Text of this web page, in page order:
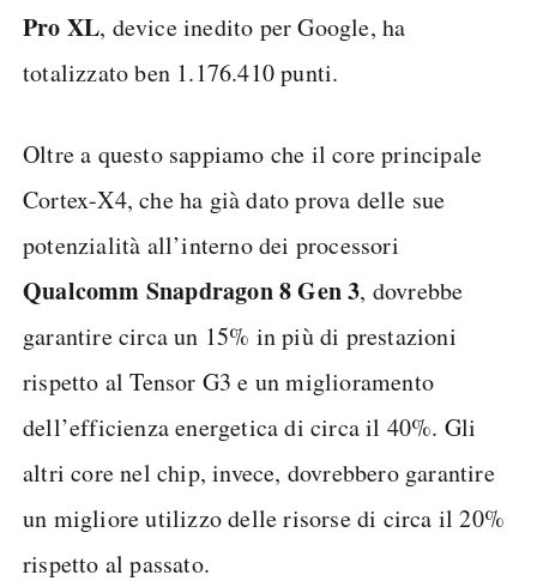
Pro XL, device inedito per Google, ha
totalizzato ben 1.176.410 punti.
Oltre a questo sappiamo che il core principale
Cortex-X4, che ha già dato prova delle sue
potenzialità all’interno dei processori
Qualcomm Snapdragon 8 Gen 3, dovrebbe
garantire circa un 15% in più di prestazioni
rispetto al Tensor G3 e un miglioramento
dell’efficienza energetica di circa il 40%. Gli
altri core nel chip, invece, dovrebbero garantire
un migliore utilizzo delle risorse di circa il 20%
rispetto al passato.